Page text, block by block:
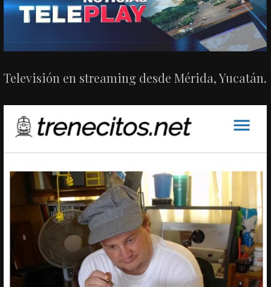
Televisión en streaming desde Mérida, Yucatán.